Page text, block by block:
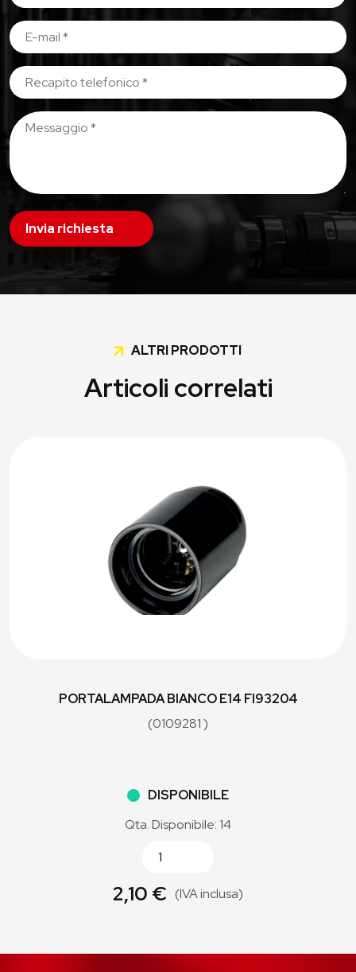
Invia richiesta
ALTRI PRODOTTI
Articoli correlati
PORTALAMPADA BIANCO E14 FI93204
(0109281 )
DISPONIBILE
Qta. Disponibile: 14
2,10 € (IVA inclusa)